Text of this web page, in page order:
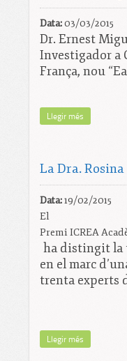
Data:03/03/2015
Dr. Ernest
Investigador a
França, nou
Llegir més
La Dra.
Data:19/02/2015
El
Premi ICREA
ha distingit la
en el marc
trenta experts
Llegir més